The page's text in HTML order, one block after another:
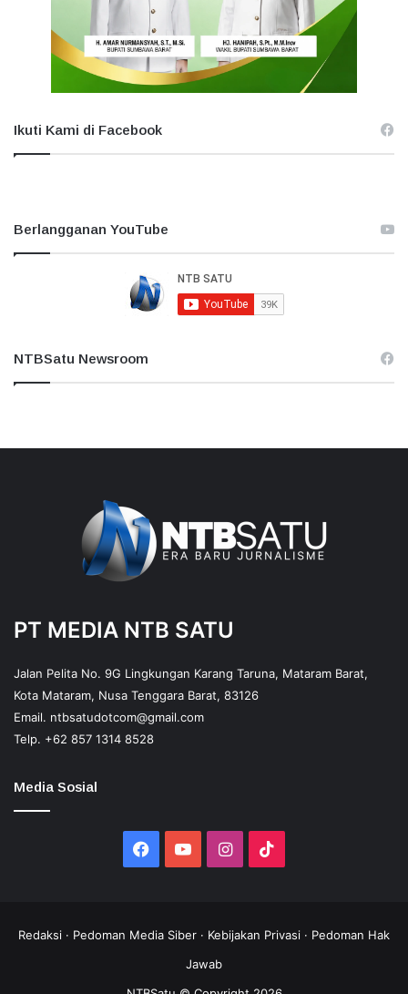
Ikuti Kami di Facebook
Berlangganan YouTube
NTBSatu Newsroom
PT MEDIA NTB SATU
Jalan Pelita No. 9G Lingkungan Karang Taruna, Mataram Barat,
Kota Mataram, Nusa Tenggara Barat, 83126
Email. ntbsatudotcom@gmail.com
Telp. +62 857 1314 8528
Media Sosial
Facebook
YouTubeInstagram
Redaksi · Pedoman Media Siber · Kebijakan Privasi · Pedoman Hak
Jawab